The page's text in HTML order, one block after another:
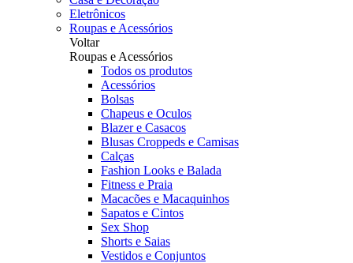
Eletrônicos
Roupas e Acessórios
Voltar
Roupas e Acessórios
Todos os produtos
Acessórios
Bolsas
Chapeus e Oculos
Blazer e Casacos
Blusas Croppeds e Camisas
Calças
Fashion Looks e Balada
Fitness e Praia
Macacões e Macaquinhos
Sapatos e Cintos
Sex Shop
Shorts e Saias
Vestidos e Conjuntos